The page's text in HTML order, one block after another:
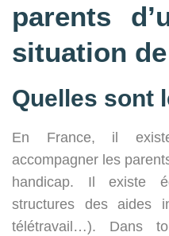
parents
situation
Quelles sont
En France, il
accompagner les
handicap. Il existe
structures des aides
télétravail…). Dans